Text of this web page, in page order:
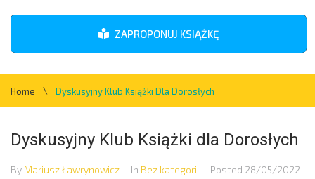
Wydarzenia
Kontakt
ZAPROPONUJ KSIĄŻKĘ
Home \ Dyskusyjny Klub Książki Dla Dorosłych
Dyskusyjny Klub Książki dla Dorosłych
By Mariusz Ławrynowicz In Bez kategorii Posted 28/05/2022